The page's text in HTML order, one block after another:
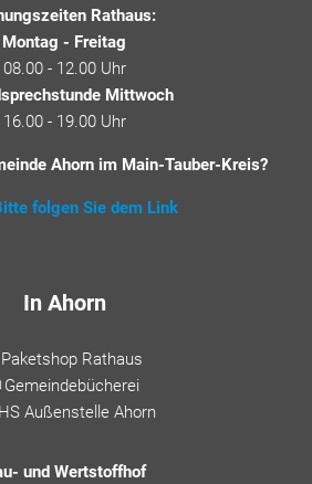
Rathaus:
Montag - Freitag
08.00 - 12.00 Uhr
Mittwoch
16.00 - 19.00 Uhr
Ahorn im Main-Tauber-Kreis?
folgen Sie dem Link
In Ahorn
Paketshop Rathaus
Gemeindebücherei
Außenstelle Ahorn
und Wertstoffhof